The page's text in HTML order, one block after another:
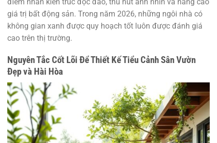
giá trị bất động sản. Trong năm 2026, những ngôi nhà có
không gian xanh được quy hoạch tốt luôn được đánh giá
cao trên thị trường.
Nguyên Tắc Cốt Lõi Để Thiết Kế Tiểu Cảnh Sân Vườn
Đẹp và Hài Hòa